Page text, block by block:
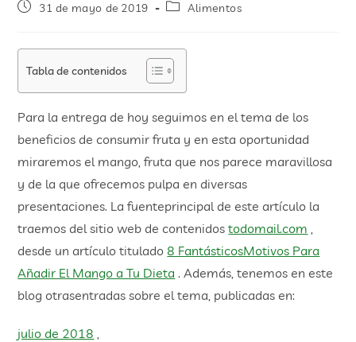
31 de mayo de 2019 Alimentos
Tabla de contenidos
Para la entrega de hoy seguimos en el tema de los
beneficios de consumir fruta y en esta oportunidad
miraremos el mango, fruta que nos parece maravillosa
y de la que ofrecemos pulpa en diversas
presentaciones. La fuenteprincipal de este artículo la
traemos del sitio web de contenidostodomail.com ,
desde un artículo titulado 8 FantásticosMotivos Para
Añadir El Mango a Tu Dieta . Además, tenemos en este
blog otrasentradas sobre el tema, publicadas en:
julio de 2018 ,